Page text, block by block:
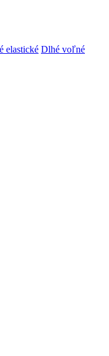
elastické Dlhé voľné